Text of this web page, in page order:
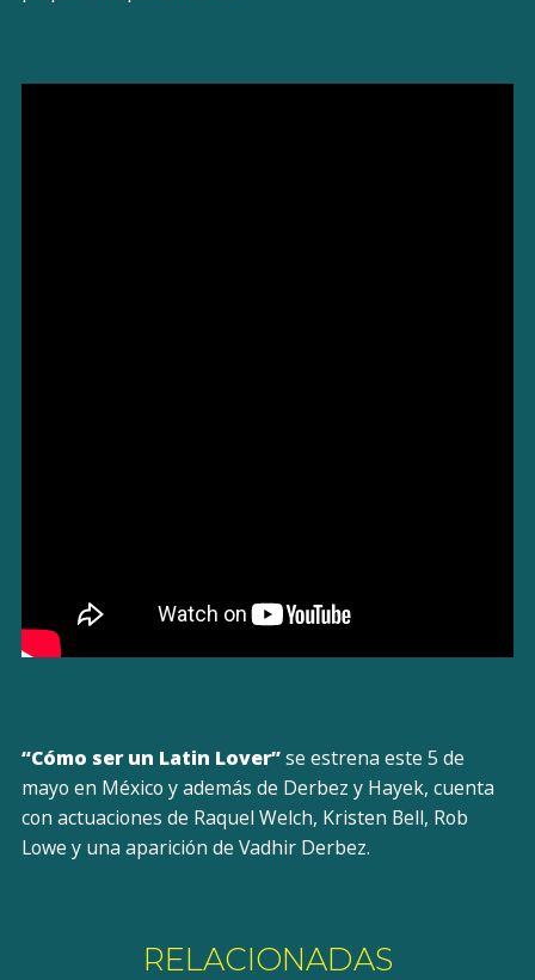
“Cómo ser un Latin Lover”se estrena este 5 de
mayo en México y además de Derbez y Hayek, cuenta
con actuaciones de Raquel Welch, Kristen Bell, Rob
Lowe y una aparición de Vadhir Derbez.
RELACIONADAS